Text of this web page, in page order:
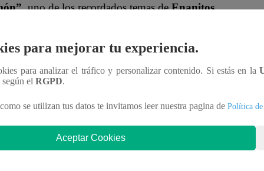
, uno de los recordados temas deEnanitos
con el público, interpretando versos
seguía atento cada detalle del enfrentamiento.
terminaría definiendo cuál de los dos artistas
finalistas de Grandes Batallas.
oficial!
para mejorar tu experiencia.
para analizar el tráfico y personalizar contenido. Si estás en la
según el RGPD.
se utilizan tus datos te invitamos leer nuestra pagina de Política
Aceptar Cookies